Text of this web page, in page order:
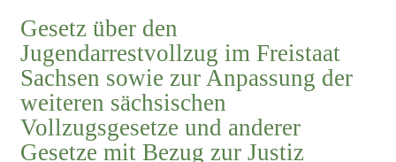
Gesetz über den
Jugendarrestvollzug im Freistaat
Sachsen sowie zur Anpassung der
weiteren sächsischen
Vollzugsgesetze und anderer
Gesetze mit Bezug zur Justiz